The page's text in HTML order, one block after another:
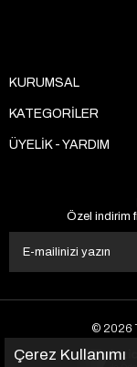
KURUMSAL
KATEGORİLER
ÜYELİK - YARDIM
Özel indirim
© 2026
Çerez Kullanımı